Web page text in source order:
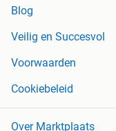
Blog
Veilig en Succesvol
Voorwaarden
Cookiebeleid
Over Marktplaats